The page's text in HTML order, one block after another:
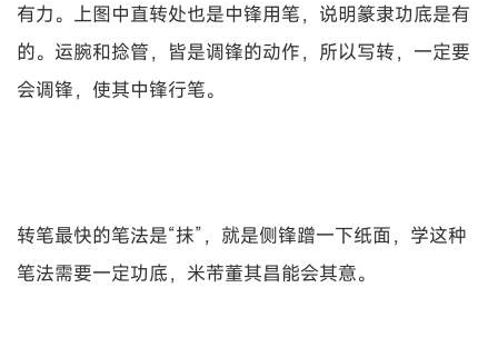
有力。上图中直转处也是中锋用笔，说明篆隶功底是有
的。运腕和捻管，皆是调锋的动作，所以写转，一定要
会调锋，使其中锋行笔。
转笔最快的笔法是“抹”，就是侧锋蹭一下纸面，学这种
笔法需要一定功底，米芾董其昌能会其意。